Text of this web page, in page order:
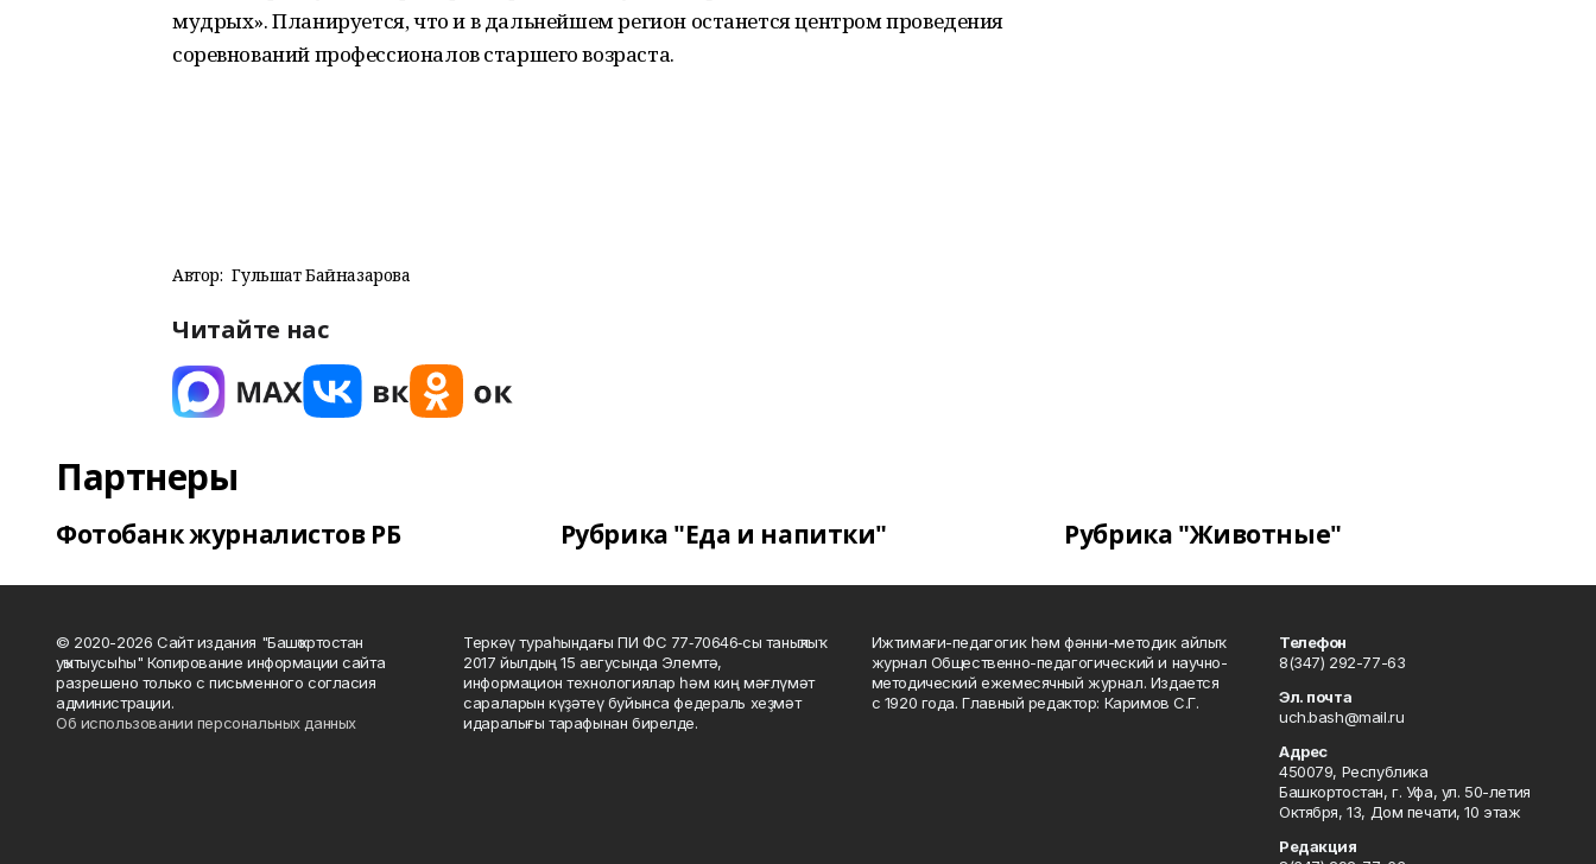
мудрых». Планируется, что и в дальнейшем регион останется центром проведения
соревнований профессионалов старшего возраста.
Автор: Гульшат Байназарова
Читайте нас
Партнеры
Фотобанк журналистов РБ Рубрика "Еда и напитки" Рубрика "Животные"
© 2020-2026 Сайт издания "Башҡортостан
уҡытыусыһы" Копирование информации сайта
разрешено только с письменного согласия
администрации.
Об использовании персональных данных
Теркәү тураһындағы ПИ ФС 77‑70646‑сы таныҡлыҡ
2017 йылдың 15 авгусында Элемтә,
информацион технологиялар һәм киң мәғлүмәт
сараларын күҙәтеү буйынса федераль хеҙмәт
идаралығы тарафынан бирелде.
Ижтимағи-педагогик һәм фәнни-методик айлыҡ
журнал Общественно-педагогический и научно-
методический ежемесячный журнал. Издается
с 1920 года. Главный редактор: Каримов С.Г.
Телефон
8(347) 292-77-63
Эл. почта
uch.bash@mail.ru
Адрес
450079, Республика
Башкортостан, г. Уфа, ул. 50-летия
Октября, 13, Дом печати, 10 этаж
Редакция